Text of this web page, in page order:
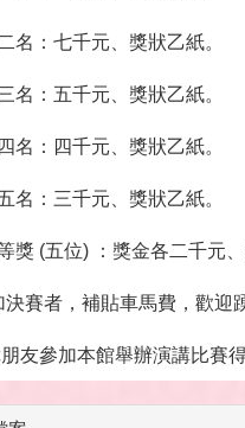
：七千元、獎狀乙紙。
：五千元、獎狀乙紙。
：四千元、獎狀乙紙。
：三千元、獎狀乙紙。
(五位) ：獎金各二千元、
賽者，補貼車馬費，歡迎
友參加本館舉辦演講比賽